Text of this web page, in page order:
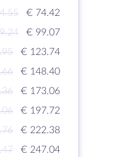
€ 74.42
€ 99.07
€ 123.74
€ 148.40
€ 173.06
€ 197.72
€ 222.38
€ 247.04